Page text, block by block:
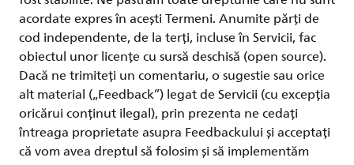
acordate expres în acești Termeni. Anumite părți de
cod independente, de la terți, incluse în Servicii, fac
obiectul unor licențe cu sursă deschisă (open source).
Dacă ne trimiteți un comentariu, o sugestie sau orice
alt material („Feedback”) legat de Servicii (cu excepția
oricărui conținut ilegal), prin prezenta ne cedați
întreaga proprietate asupra Feedbackului și acceptați
că vom avea dreptul să folosim și să implementăm